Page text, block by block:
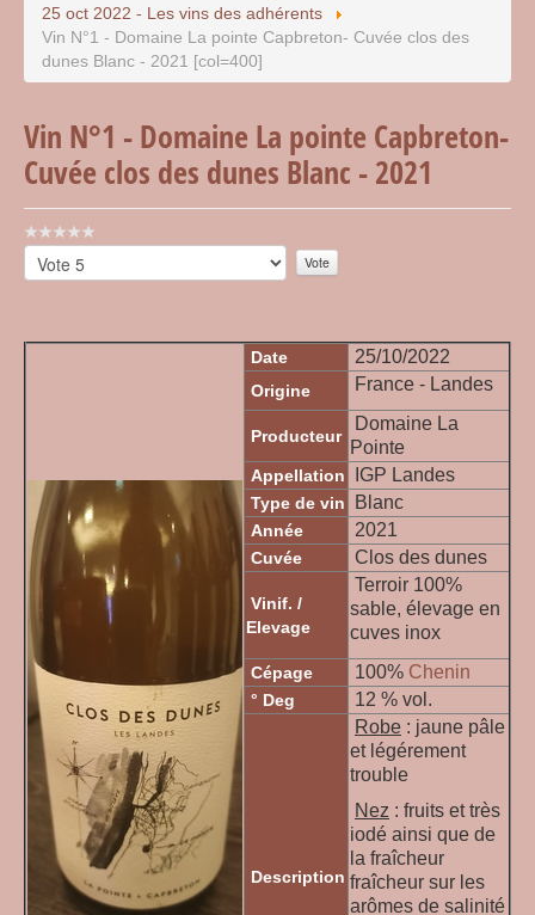
25 oct 2022 - Les vins des adhérents
Vin N°1 - Domaine La pointe Capbreton- Cuvée clos des
dunes Blanc - 2021 [col=400]
Vin N°1 - Domaine La pointe Capbreton-
Cuvée clos des dunes Blanc - 2021
Vote
utilisateur:
Veuillez
voter
Date 25/10/2022
Origine France - Landes
Producteur
Domaine La
Pointe
Appellation IGP Landes
Type de vin Blanc
Année 2021
Cuvée Clos des dunes
Vinif. /
Elevage
Terroir 100%
sable, élevage en
cuves inox
Cépage 100% Chenin
° Deg 12 % vol.
Description
Robe : jaune pâle
et légérement
trouble
Nez : fruits et très
iodé ainsi que de
la fraîcheur
fraîcheur sur les
arômes de salinité